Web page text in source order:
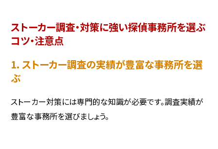
ストーカー調査・対策に強い探偵事務所を選ぶ
コツ・注意点
1. ストーカー調査の実績が豊富な事務所を選
ぶ
ストーカー対策には専門的な知識が必要です。調査実績が
豊富な事務所を選びましょう。